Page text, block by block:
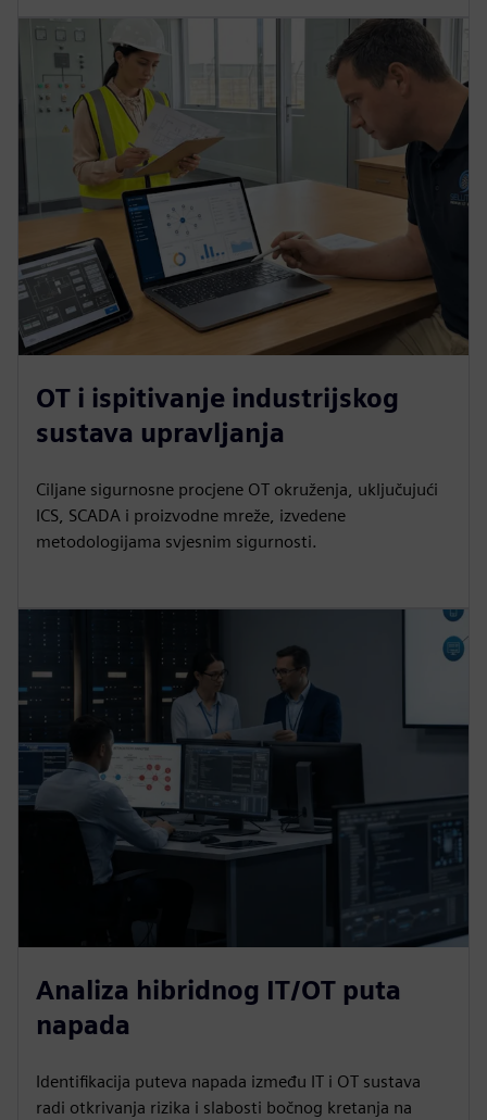
OT i ispitivanje industrijskog
sustava upravljanja
Ciljane sigurnosne procjene OT okruženja, uključujući
ICS, SCADA i proizvodne mreže, izvedene
metodologijama svjesnim sigurnosti.
Analiza hibridnog IT/OT puta
napada
Identifikacija puteva napada između IT i OT sustava
radi otkrivanja rizika i slabosti bočnog kretanja na